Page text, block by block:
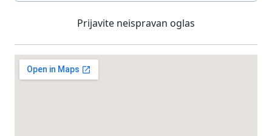
Prijavite neispravan oglas